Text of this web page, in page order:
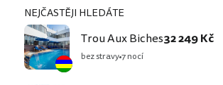
NEJČASTĚJI HLEDÁTE
Trou Aux Biches32 249 Kč
bez stravy7 nocí